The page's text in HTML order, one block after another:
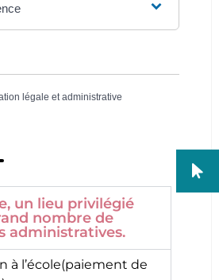
légale et administrative
un lieu privilégié
nombre de
administratives.
à l’école(paiement de